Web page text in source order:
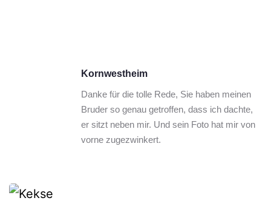
Kornwestheim
Danke für die tolle Rede, Sie haben meinen
Bruder so genau getroffen, dass ich dachte,
er sitzt neben mir. Und sein Foto hat mir von
vorne zugezwinkert.